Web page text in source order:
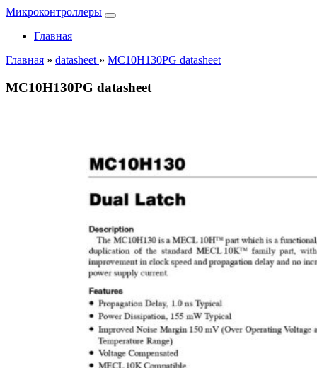
Микроконтроллеры
Главная
Главная » datasheet » MC10H130PG datasheet
MC10H130PG datasheet